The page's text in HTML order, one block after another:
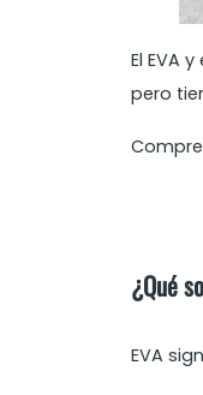
El EVA
pero
¿Qué
EVA